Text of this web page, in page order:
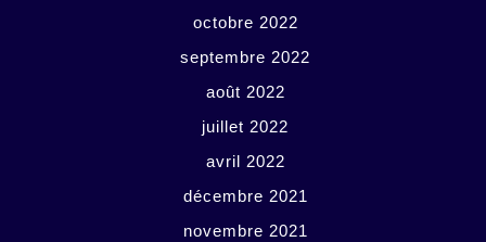
octobre 2022
septembre 2022
août 2022
juillet 2022
avril 2022
décembre 2021
novembre 2021